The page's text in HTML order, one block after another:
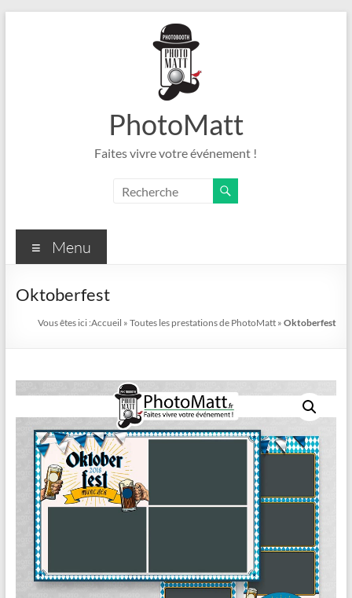
PhotoMatt
Faites vivre votre événement !
Menu
Oktoberfest
Vous êtes ici :Accueil »Toutes les prestations de PhotoMatt »Oktoberfest